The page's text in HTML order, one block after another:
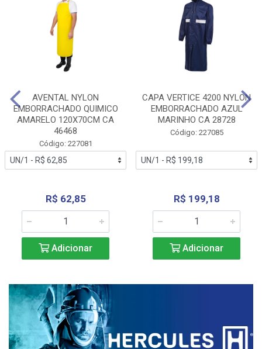
AVENTAL NYLON
EMBORRACHADO QUIMICO
AMARELO 120X70CM CA
46468
Código: 227081
R$ 62,85
Adicionar
CAPA VERTICE 4200 NYLON
EMBORRACHADO AZUL
MARINHO CA 28728
Código: 227085
R$ 199,18
Adicionar